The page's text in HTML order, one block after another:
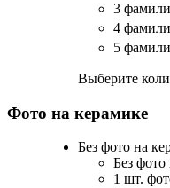
3
4
5
Выберите
Фото на керамике
Без фото на
Без фото
1 шт.